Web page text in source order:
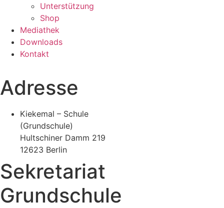
Unterstützung
Shop
Mediathek
Downloads
Kontakt
Adresse
Kiekemal – Schule
(Grundschule)
Hultschiner Damm 219
12623 Berlin
Sekretariat
Grundschule